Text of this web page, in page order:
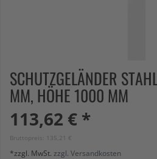
SCHUTZGELÄNDER
MM, HÖHE 1000 MM
113,62 € *
Bruttopreis: 135,21 €
*zzgl. MwSt. zzgl. Versandkosten